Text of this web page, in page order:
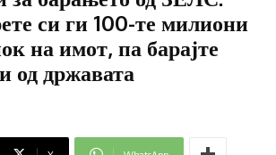
си ги 100-те милиони
на имот, па барајте
од државата